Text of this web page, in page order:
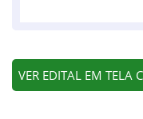
VER EDITAL EM TELA